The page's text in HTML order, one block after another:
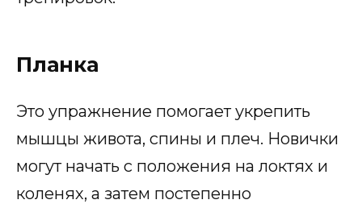
Планка
Это упражнение помогает укрепить
мышцы живота, спины и плеч. Новички
могут начать с положения на локтях и
коленях, а затем постепенно